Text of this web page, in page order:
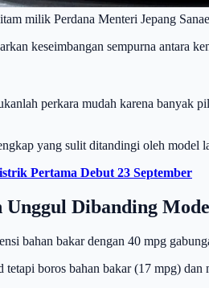
milik Perdana Menteri Jepang
keseimbangan sempurna antara
perkara mudah karena banyak
yang sulit ditandingi oleh model
Pertama Debut 23 September
Unggul Dibanding
bahan bakar dengan 40 mpg
boros bahan bakar (17 mpg) dan